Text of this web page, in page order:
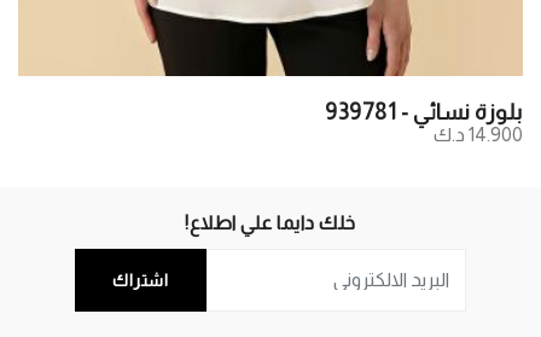
بلوزة نسائي - 939781
14.900 د.ك
خلك دايما علي اطلاع!
اشتراك